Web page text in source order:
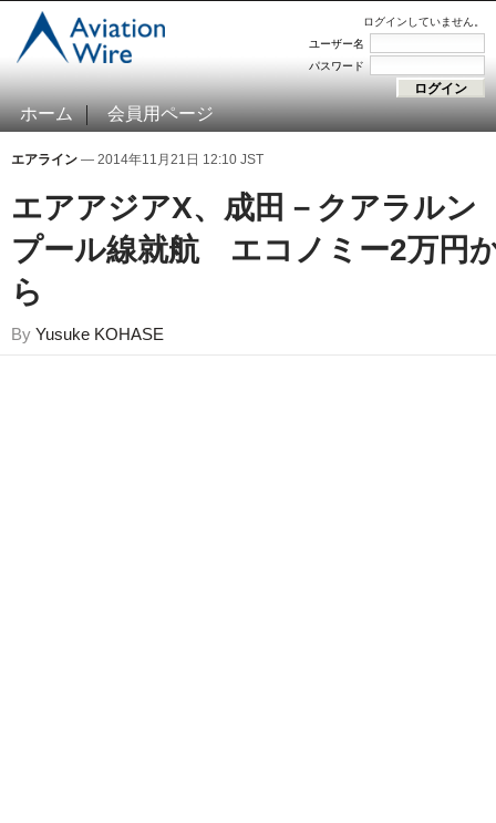
ログインしていません。
ユーザー名
パスワード
ホーム 会員用ページ
エアライン — 2014年11月21日 12:10 JST
エアアジアX、成田－クアラルン
プール線就航 エコノミー2万円
ら
By Yusuke KOHASE